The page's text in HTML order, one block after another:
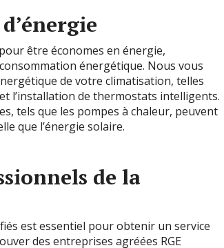
être économes en énergie,
énergétique. Nous vous
de votre climatisation, telles
l’installation de thermostats intelligents.
tels que les pompes à chaleur, peuvent
que l’énergie solaire.
de la
est essentiel pour obtenir un service
des entreprises agréées RGE